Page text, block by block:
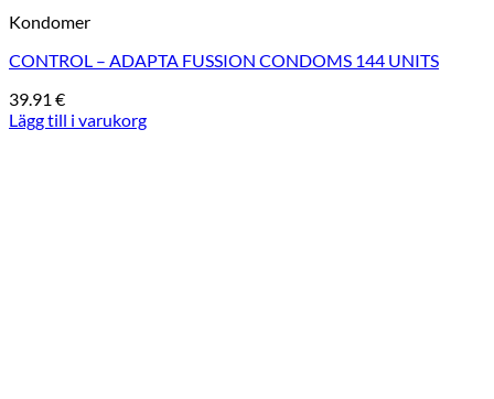
Kondomer
CONTROL – ADAPTA FUSSION CONDOMS 144 UNITS
39.91 €
Lägg till i varukorg